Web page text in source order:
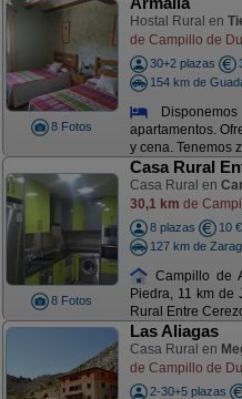
8 Fotos
Hostal Rural en
de Campillo de
30+2 plazas
154 km de
apartamentos.
y cena. Tenemos
8 Fotos
Casa Rural
Casa Rural en
30,1 km de
8 plazas
10 €
127 km de
Campillo de
Piedra, 11 km de
Rural Entre
Las Aliagas
Casa Rural en
de Campillo de
2-30+5 plazas